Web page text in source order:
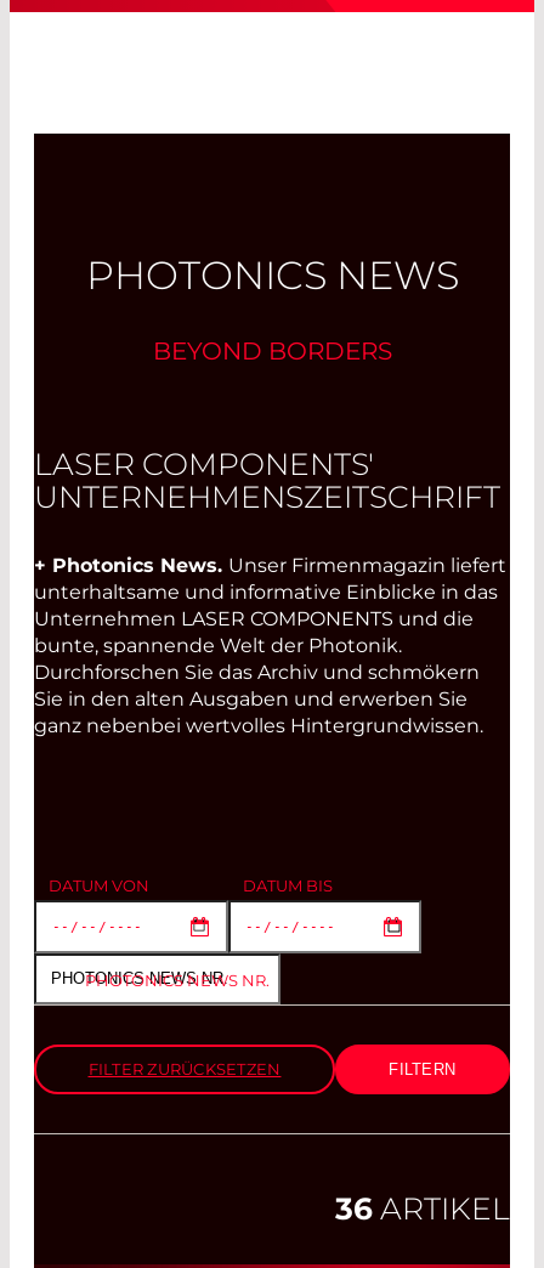
PHOTONICS NEWS
BEYOND BORDERS
LASER COMPONENTS'
UNTERNEHMENSZEITSCHRIFT
+ Photonics News. Unser Firmenmagazin liefert
unterhaltsame und informative Einblicke in das
Unternehmen LASER COMPONENTS und die
bunte, spannende Welt der Photonik.
Durchforschen Sie das Archiv und schmökern
Sie in den alten Ausgaben und erwerben Sie
ganz nebenbei wertvolles Hintergrundwissen.
DATUM VON DATUM BIS
PHOTONICS NEWS NR.
FILTER ZURÜCKSETZEN
36 ARTIKEL